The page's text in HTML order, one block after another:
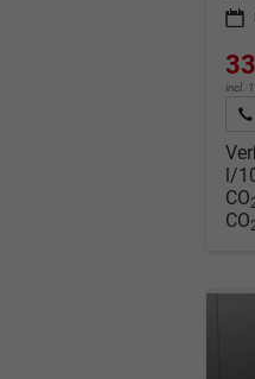
incl.
l/
CO
CO